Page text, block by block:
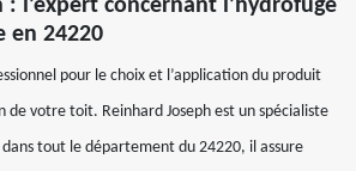
: l’expert concernant l’hydrofuge
en 24220
pour le choix et l’application du produit
de votre toit. Reinhard Joseph est un spécialiste
tout le département du 24220, il assure